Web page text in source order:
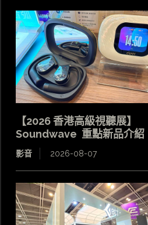
【2026 香港高級視聽展】
Soundwave 重點新品介紹
影音 2026-08-07